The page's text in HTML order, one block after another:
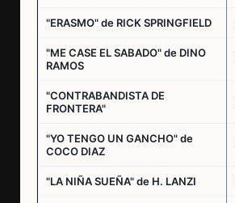
"ERASMO" de RICK SPRINGFIELD
"ME CASE EL SABADO" de DINO
RAMOS
"CONTRABANDISTA DE
FRONTERA"
"YO TENGO UN GANCHO" de
COCO DIAZ
"LA NIÑA SUEÑA" de H. LANZI